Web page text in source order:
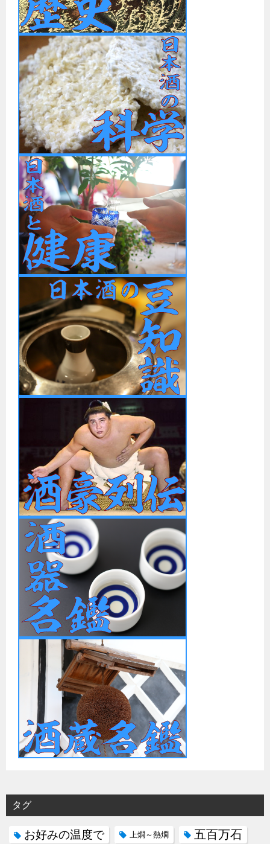
タグ
お好みの温度で 上燗～熱燗 五百万石